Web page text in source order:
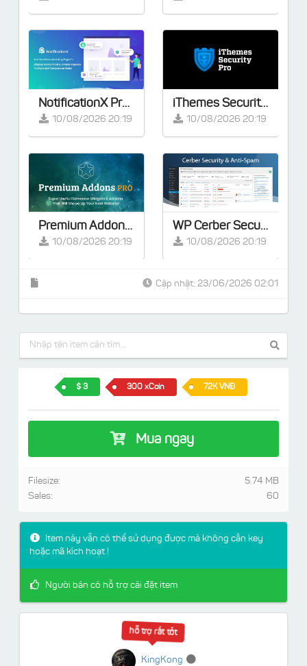
NotificationX Pro v3.1.5 – Giải pháp tiếp thị tốt nhất cho website WordPress của bạn
10/08/2026 20:19
iThemes Security Pro v9.0.4
10/08/2026 20:19
Premium Addons PRO for Elementor v2.9.57 [Activated]
10/08/2026 20:19
WP Cerber Security Pro v9.9
10/08/2026 20:19
Cập nhật: 23/06/2026 02:01
3 300 xCoin 72K VNĐ
Mua ngay
5.74 MB
Filesize:
60
Sales:
Item này vẫn có thể sử dụng được mà không cần key
hoặc mã kích hoạt !
Người bán có hỗ trợ cài đặt item
hỗ trợ rất tốt
KingKong